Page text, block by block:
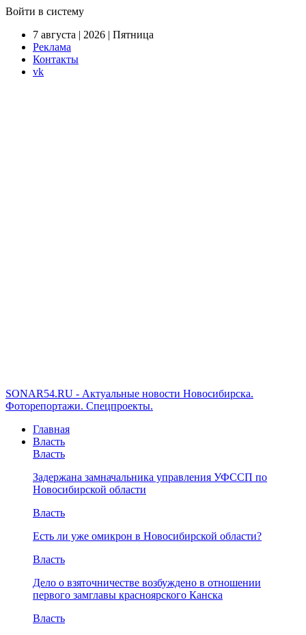
Войти в систему
7 августа | 2026 | Пятница
Реклама
Контакты
vk
SONAR54.RU - Актуальные новости Новосибирска.
Фоторепортажи. Спецпроекты.
Главная
Власть
Власть
Задержана замначальника управления УФССП по
Новосибирской области
Власть
Есть ли уже омикрон в Новосибирской области?
Власть
Дело о взяточничестве возбуждено в отношении
первого замглавы красноярского Канска
Власть